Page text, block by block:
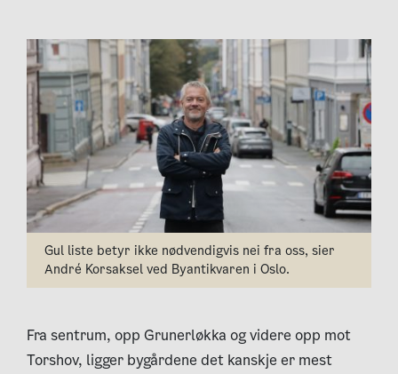
Gul liste betyr ikke nødvendigvis nei fra oss, sier
André Korsaksel ved Byantikvaren i Oslo.
Fra sentrum, opp Grunerløkka og videre opp mot
Torshov, ligger bygårdene det kanskje er mest